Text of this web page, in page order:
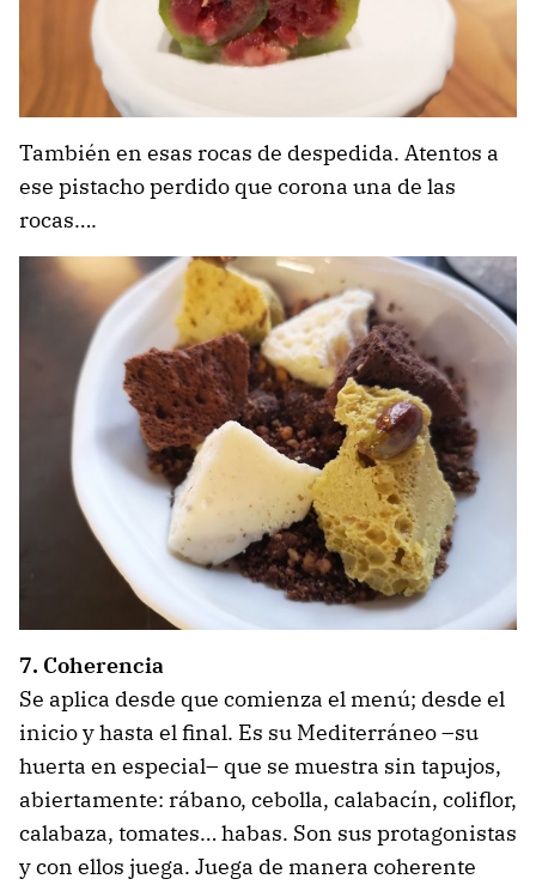
También en esas rocas de despedida. Atentos a
ese pistacho perdido que corona una de las
rocas….
7. Coherencia
Se aplica desde que comienza el menú; desde el
inicio y hasta el final. Es su Mediterráneo –su
huerta en especial– que se muestra sin tapujos,
abiertamente: rábano, cebolla, calabacín, coliflor,
calabaza, tomates… habas. Son sus protagonistas
y con ellos juega. Juega de manera coherente